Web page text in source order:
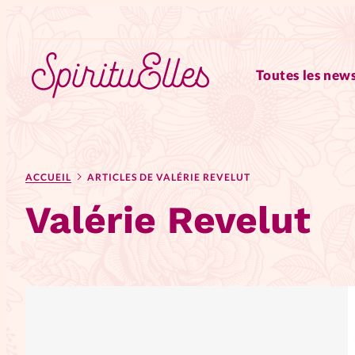
Toutes les
Actus au féminin
Astuces
ACCUEIL ARTICLES DE VALÉRIE REVELUT
Valérie Revelut